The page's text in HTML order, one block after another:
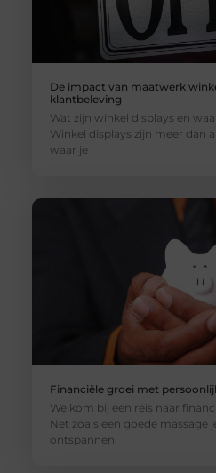
De impact van maatwerk
klantbeleving
Wat zijn winkel displays en
Winkel displays zijn meer dan
waar je
Financiële groei met
Welkom bij een reis naar
Net zoals een goede massage
ontspannen,